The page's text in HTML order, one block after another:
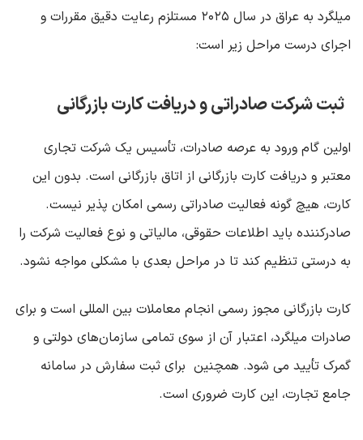
میلگرد به عراق در سال ۲۰۲۵ مستلزم رعایت دقیق مقررات و
اجرای درست مراحل زیر است:
ثبت شرکت صادراتی و دریافت کارت بازرگانی
اولین گام ورود به عرصه صادرات، تأسیس یک شرکت تجاری
معتبر و دریافت کارت بازرگانی از اتاق بازرگانی است. بدون این
کارت، هیچ ‌گونه فعالیت صادراتی رسمی امکان ‌پذیر نیست.
صادرکننده باید اطلاعات حقوقی، مالیاتی و نوع فعالیت شرکت را
به‌ درستی تنظیم کند تا در مراحل بعدی با مشکلی مواجه نشود.
کارت بازرگانی مجوز رسمی انجام معاملات بین ‌المللی است و برای
صادرات میلگرد، اعتبار آن از سوی تمامی سازمان‌های دولتی و
گمرک تأیید می ‌شود. همچنین برای ثبت سفارش در سامانه
جامع تجارت، این کارت ضروری است.